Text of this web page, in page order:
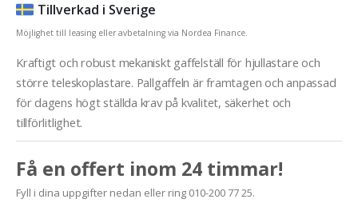
Tillverkad i Sverige
Möjlighet till leasing eller avbetalning via Nordea Finance.
Kraftigt och robust mekaniskt gaffelställ för hjullastare och
större teleskoplastare. Pallgaffeln är framtagen och anpassad
för dagens högt ställda krav på kvalitet, säkerhet och
tillförlitlighet.
Få en offert inom 24 timmar!
Fyll i dina uppgifter nedan eller ring 010-200 77 25.